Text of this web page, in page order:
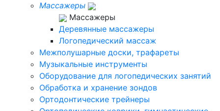
Массажеры
Массажеры
Деревянные массажеры
Логопедический массаж
Межполушарные доски, трафареты
Музыкальные инструменты
Оборудование для логопедических занятий
Обработка и хранение зондов
Ортодонтические трейнеры